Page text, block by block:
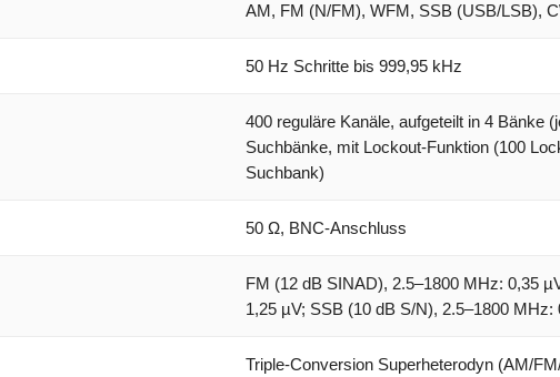
AM, FM (N/FM), WFM, SSB (USB/LSB),
50 Hz Schritte bis 999,95 kHz
400 reguläre Kanäle, aufgeteilt in 4 Bänke
Suchbänke, mit Lockout-Funktion (100
Suchbank)
50 Ω, BNC-Anschluss
FM (12 dB SINAD), 2.5–1800 MHz: 0,35
1,25 µV; SSB (10 dB S/N), 2.5–1800 MHz:
Triple-Conversion Superheterodyn (AM/